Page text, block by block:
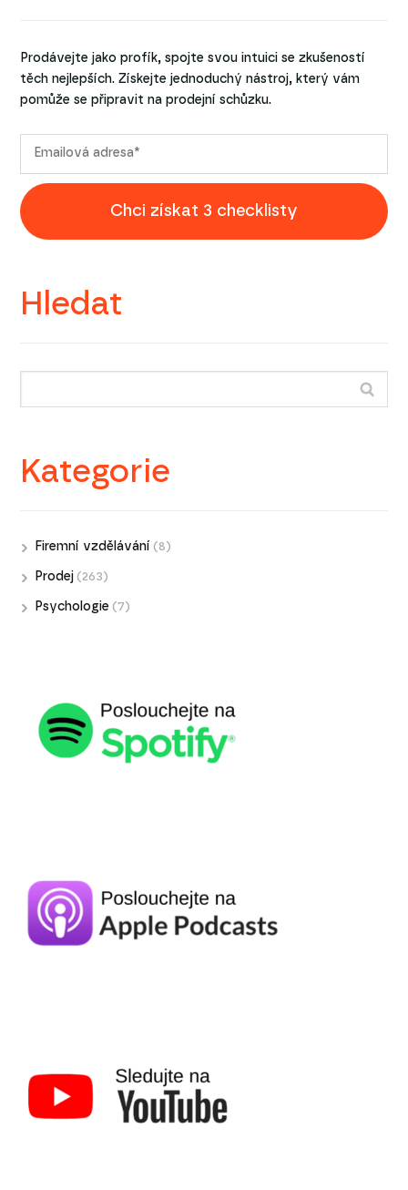
Prodávejte jako profík, spojte svou intuici se zkušeností
těch nejlepších. Získejte jednoduchý nástroj, který vám
pomůže se připravit na prodejní schůzku.
Chci získat 3 checklisty
Hledat
Kategorie
Firemní vzdělávání (8)
Prodej (263)
Psychologie (7)